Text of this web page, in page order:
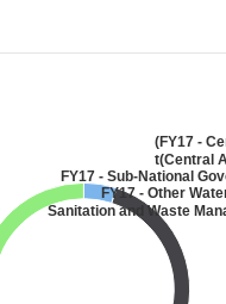
FY17 -
(Central
FY17 - Sub-National
FY17 - Other
Sanitation and Waste